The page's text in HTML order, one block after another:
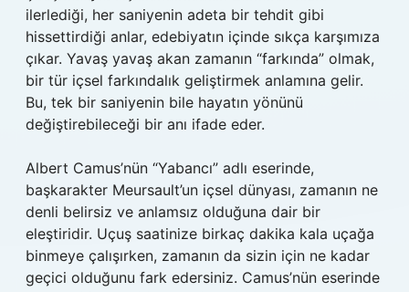
ilerlediği, her saniyenin adeta bir tehdit gibi
hissettirdiği anlar, edebiyatın içinde sıkça karşımıza
çıkar. Yavaş yavaş akan zamanın “farkında” olmak,
bir tür içsel farkındalık geliştirmek anlamına gelir.
Bu, tek bir saniyenin bile hayatın yönünü
değiştirebileceği bir anı ifade eder.
Albert Camus’nün “Yabancı” adlı eserinde,
başkarakter Meursault’un içsel dünyası, zamanın ne
denli belirsiz ve anlamsız olduğuna dair bir
eleştiridir. Uçuş saatinize birkaç dakika kala uçağa
binmeye çalışırken, zamanın da sizin için ne kadar
geçici olduğunu fark edersiniz. Camus’nün eserinde